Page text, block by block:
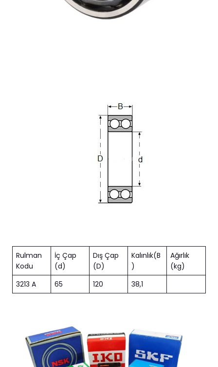
Rulman
Kodu
İç Çap
(d)
Dış Çap
(D)
Kalınlık(B
)
Ağırlık
(kg)
3213 A
65 120 38,1